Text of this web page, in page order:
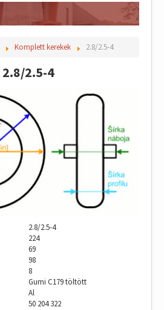
Komplett kerekek 2.8/2.5-4
2.8/2.5-4
2.8/2.5-4
224
69
98
8
Gumi C179 töltött
Al
50 204 322